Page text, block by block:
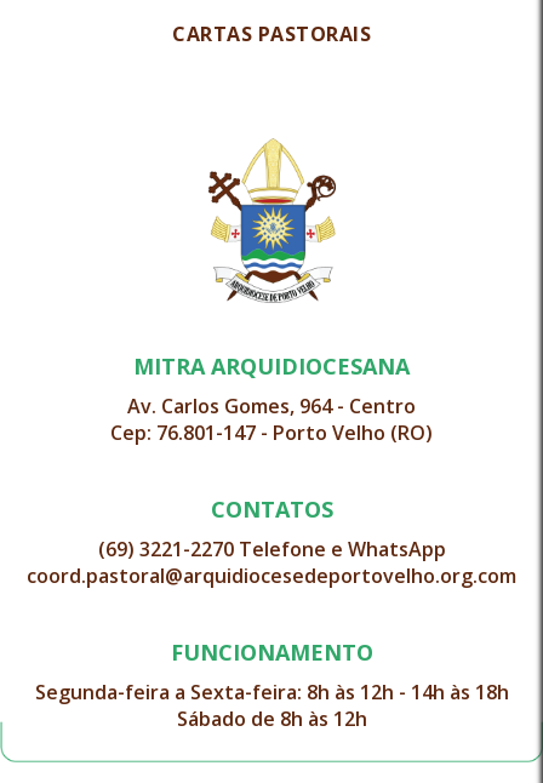
CARTAS PASTORAIS
MITRA ARQUIDIOCESANA
Av. Carlos Gomes, 964 - Centro
Cep: 76.801-147 - Porto Velho (RO)
CONTATOS
(69) 3221-2270 Telefone e WhatsApp
coord.pastoral@arquidiocesedeportovelho.org.com
FUNCIONAMENTO
Segunda-feira a Sexta-feira: 8h às 12h - 14h às 18h
Sábado de 8h às 12h